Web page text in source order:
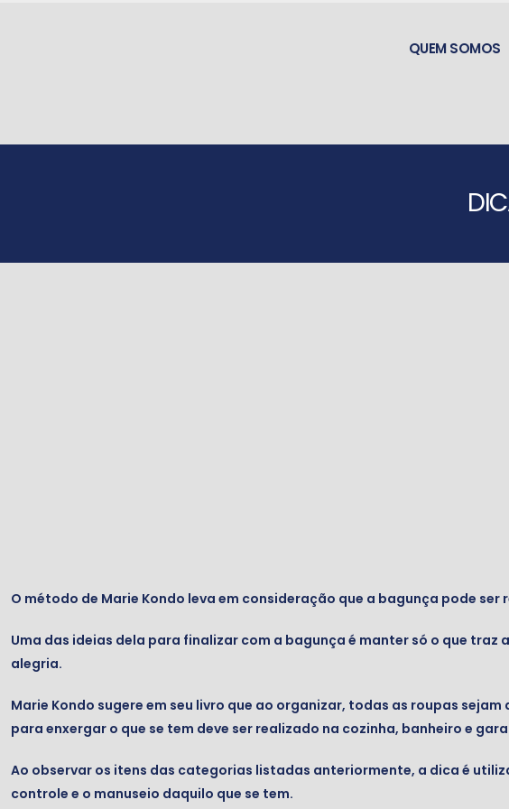
QUEM SOMOS
O método de Marie Kondo leva em consideração que a bagunça pode
Uma das ideias dela para finalizar com a bagunça é manter só o que
alegria.
Marie Kondo sugere em seu livro que ao organizar, todas as roupas
para enxergar o que se tem deve ser realizado na cozinha, banheiro e
Ao observar os itens das categorias listadas anteriormente, a dica é
controle e o manuseio daquilo que se tem.